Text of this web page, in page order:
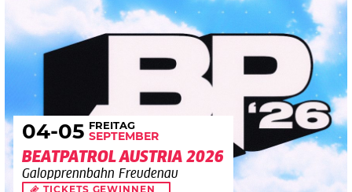
04-05 FREITAG
SEPTEMBER
BEATPATROL AUSTRIA 2026
Galopprennbahn Freudenau
TICKETS GEWINNEN